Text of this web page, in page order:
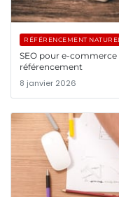
RÉFÉRENCEMENT NATUREL
SEO pour e-
référencement
8 janvier 2026